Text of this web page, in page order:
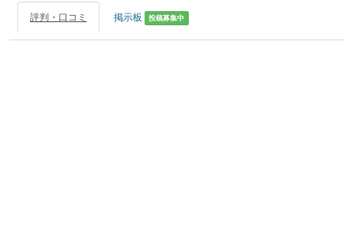
評判・口コミ 掲示板 投稿募集中